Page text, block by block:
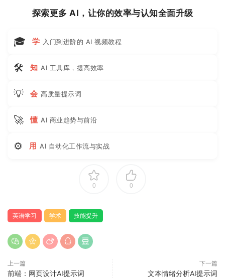
探索更多 AI，让你的效率与认知全面升级
🎓 学 入门到进阶的 AI 视频教程
🛠 知 AI 工具库，提高效率
💡 会 高质量提示词
🚀 懂 AI 商业趋势与前沿
⚙ 用 AI 自动化工作流与实战
0 0
英语学习 学术 技能提升
上一篇
前端：网页设计AI提示词
下一篇
文本情绪分析AI提示词